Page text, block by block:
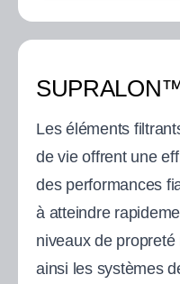
Les éléments
de vie offrent une
des performances
à atteindre
niveaux de
ainsi les systèmes